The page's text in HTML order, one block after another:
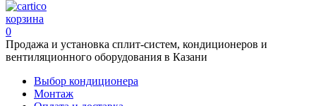
корзина
0
Продажа и установка сплит-систем, кондиционеров и
вентиляционного оборудования в Казани
Выбор кондиционера
Монтаж